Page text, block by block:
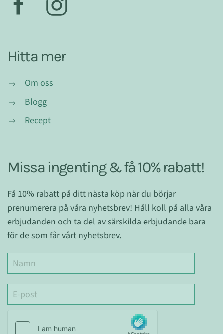
Hitta mer
Om oss
Blogg
Recept
Missa ingenting & få 10% rabatt!
Få 10% rabatt på ditt nästa köp när du börjar
prenumerera på våra nyhetsbrev! Håll koll på alla våra
erbjudanden och ta del av särskilda erbjudande bara
för de som får vårt nyhetsbrev.